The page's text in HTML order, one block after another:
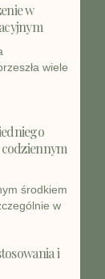
w
wiele
środkiem
w
i